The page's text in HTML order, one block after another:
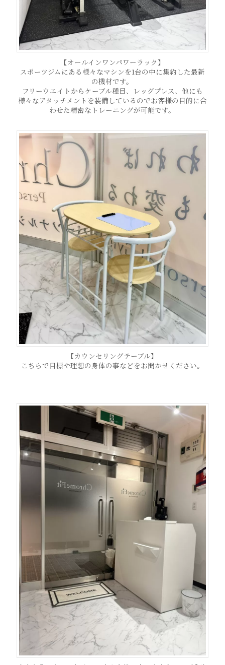
【オールインワンパワーラック】
スポーツジムにある様々なマシンを1台の中に集約した最新
の機材です。
フリーウエイトからケーブル種目、レッグプレス、他にも
様々なアタッチメントを装備しているのでお客様の目的に合
わせた精密なトレーニングが可能です。
【カウンセリングテーブル】
こちらで目標や理想の身体の事などをお聞かせください。